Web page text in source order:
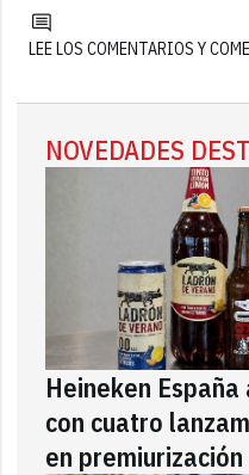
LEE LOS COMENTARIOS Y
NOVEDADES
Heineken
con cuatro
en premiurización